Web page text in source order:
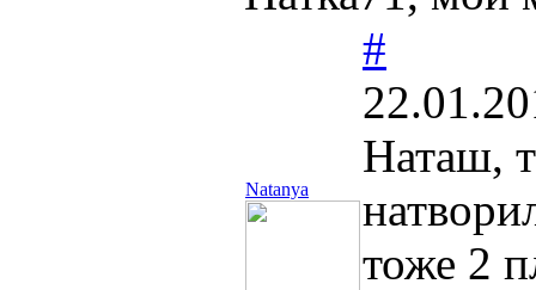
Natanya
#
Наташ,
тоже 2